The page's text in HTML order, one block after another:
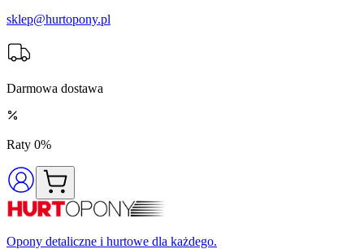
sklep@hurtopony.pl
Darmowa dostawa
Raty 0%
Opony detaliczne i hurtowe dla każdego.